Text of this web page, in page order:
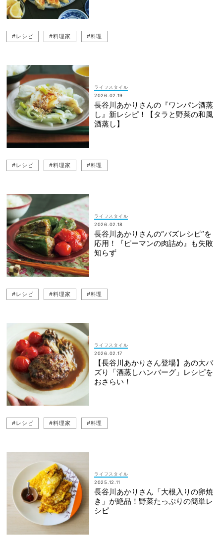
#レシピ #料理家 #料理
ライフスタイル
2026.02.19
長谷川あかりさんの『ワンパン酒蒸
し』新レシピ！【タラと野菜の和風
酒蒸し】
#レシピ #料理家 #料理
ライフスタイル
2026.02.18
長谷川あかりさんの“バズレシピ”を
応用！『ピーマンの肉詰め』も失敗
知らず
#レシピ #料理家 #料理
ライフスタイル
2026.02.17
【長谷川あかりさん登場】あの大バ
ズり「酒蒸しハンバーグ」レシピを
おさらい！
#レシピ #料理家 #料理
ライフスタイル
2025.12.11
長谷川あかりさん「大根入りの卵焼
き」が絶品！野菜たっぷりの簡単レ
シピ